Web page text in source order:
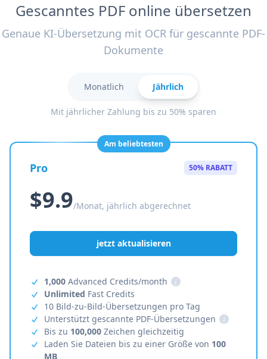
Gescanntes PDF online übersetzen
Genaue KI-Übersetzung mit OCR für gescannte PDF-
Dokumente
Monatlich Jährlich
Mit jährlicher Zahlung bis zu 50% sparen
Am beliebtesten
Pro 50% RABATT
$9.9/Monat, jährlich abgerechnet
jetzt aktualisieren
1,000 Advanced Credits/month
i
Unlimited Fast Credits
10 Bild-zu-Bild-Übersetzungen pro Tag
Unterstützt gescannte PDF-Übersetzungen
i
Bis zu 100,000 Zeichen gleichzeitig
Laden Sie Dateien bis zu einer Größe von 100
MB